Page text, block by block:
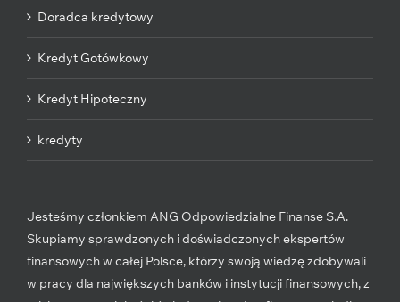
Doradca kredytowy
Kredyt Gotówkowy
Kredyt Hipoteczny
kredyty
Jesteśmy członkiem ANG Odpowiedzialne Finanse S.A.
Skupiamy sprawdzonych i doświadczonych ekspertów
finansowych w całej Polsce, którzy swoją wiedzę zdobywali
w pracy dla największych banków i instytucji finansowych, z